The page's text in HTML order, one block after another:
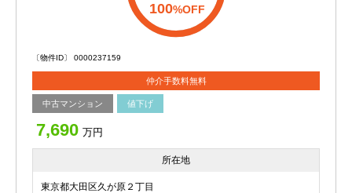
100%OFF
〔物件ID〕 0000237159
仲介手数料無料
中古マンション 値下げ
7,690 万円
所在地
東京都大田区久が原２丁目